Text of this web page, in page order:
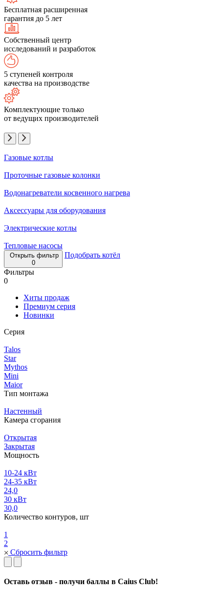
Бесплатная расширенная
гарантия до 5 лет
Собственный центр
исследований и разработок
5 ступеней контроля
качества на производстве
Комплектующие только
от ведущих производителей
Газовые котлы
Проточные газовые колонки
Водонагреватели косвенного нагрева
Аксессуары для оборудования
Электрические котлы
Тепловые насосы
Открыть фильтр
0
Подобрать котёл
Фильтры
0
Хиты продаж
Премиум серия
Новинки
Серия
Talos
Star
Mythos
Mini
Maior
Тип монтажа
Настенный
Камера сгорания
Открытая
Закрытая
Мощность
10-24 кВт
24-35 кВт
24,0
30 кВт
30,0
Количество контуров, шт
1
2
Сбросить фильтр
Оставь отзыв - получи баллы в Caius Club!